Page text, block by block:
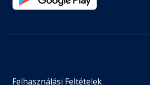
Felhasználási Feltételek